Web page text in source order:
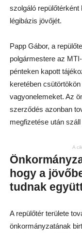
szolgáló
légibázis jövőjét.
Papp Gábor, a
polgármestere az
pénteken kapott
keretében
vagyonelemeket. Az
szerződés azonban
megfizetése után
A
hogy a
tudnak
A repülőtér területe
önkormányzatának